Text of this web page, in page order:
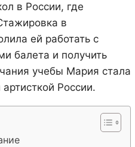
в России, где
в
ей работать с
балета и получить
учебы Мария стала
России.